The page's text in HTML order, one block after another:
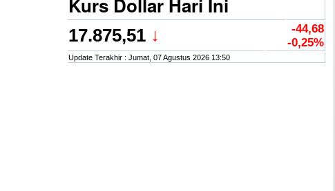
Kurs Dollar Hari Ini
17.875,51 ↓
-44,68
-0,25%
Update Terakhir : Jumat, 07 Agustus 2026 13:50